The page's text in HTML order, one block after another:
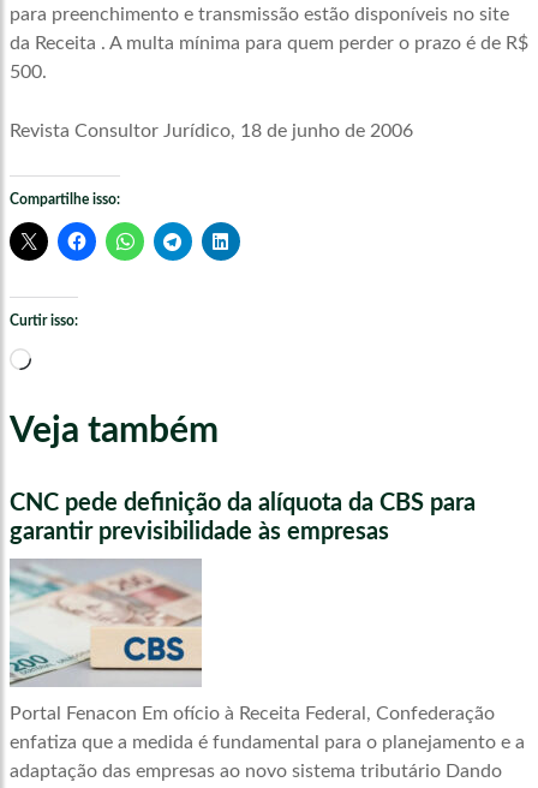
para preenchimento e transmissão estão disponíveis no site
da Receita . A multa mínima para quem perder o prazo é de R$
500.
Revista Consultor Jurídico, 18 de junho de 2006
Compartilhe isso:
Curtir isso:
Carregando...
Veja também
CNC pede definição da alíquota da CBS para
garantir previsibilidade às empresas
Portal Fenacon Em ofício à Receita Federal, Confederação
enfatiza que a medida é fundamental para o planejamento e a
adaptação das empresas ao novo sistema tributário Dando